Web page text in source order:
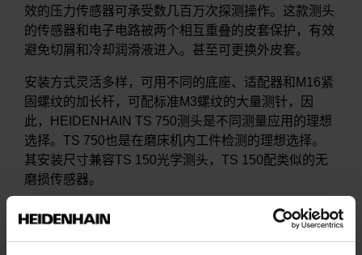
效的压力传感器可承受数几百万次探测操作。这款测头
的传感器和电子电路被两个相互重叠的皮套保护，有效
避免切屑和冷却润滑液进入。甚至可更换外皮套。
安装方式灵活多样，可用不同的底座、适配器和M16紧
固螺纹的加长杆，可配标准M3螺纹的大量测针，因
此，HEIDENHAIN TS 750测头是不同测量应用的理想
选择。TS 750也是在磨床机内工件检测的理想选择。
其安装尺寸兼容TS 150光学测头，TS 150配类似的无
磨损传感器。